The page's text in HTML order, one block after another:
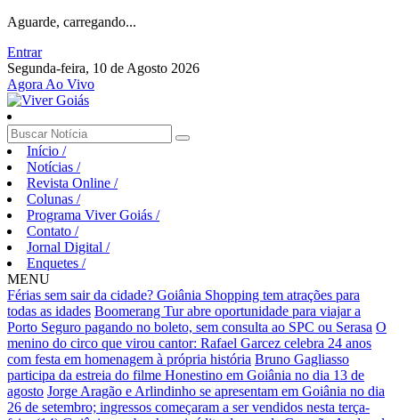
Aguarde, carregando...
Entrar
Segunda-feira, 10 de Agosto 2026
Agora Ao Vivo
Início /
Notícias /
Revista Online /
Colunas /
Programa Viver Goiás /
Contato /
Jornal Digital /
Enquetes /
MENU
Férias sem sair da cidade? Goiânia Shopping tem atrações para
todas as idades Boomerang Tur abre oportunidade para viajar a
Porto Seguro pagando no boleto, sem consulta ao SPC ou Serasa O
menino do circo que virou cantor: Rafael Garcez celebra 24 anos
com festa em homenagem à própria história Bruno Gagliasso
participa da estreia do filme Honestino em Goiânia no dia 13 de
agosto Jorge Aragão e Arlindinho se apresentam em Goiânia no dia
26 de setembro; ingressos começaram a ser vendidos nesta terça-